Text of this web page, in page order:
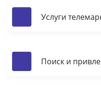
Услуги
Поиск и